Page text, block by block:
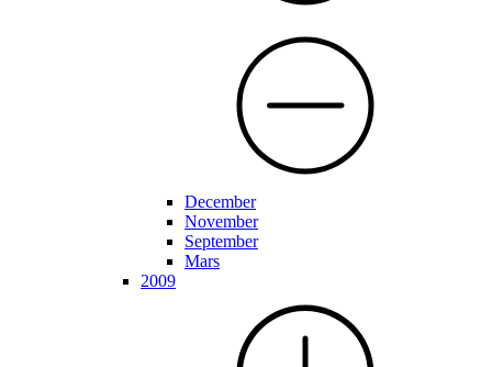
December
November
September
Mars
2009